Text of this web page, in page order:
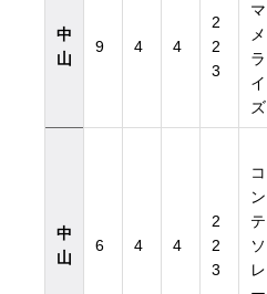
中
山
9 4 4
2
2
3
マ
メ
ラ
イ
ズ
中
山
6 4 4
2
2
3
コ
ン
テ
ソ
レ